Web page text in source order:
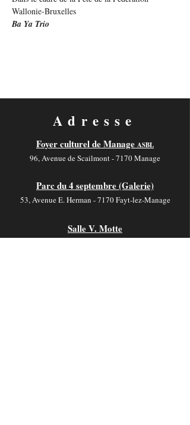
Wallonie-Bruxelles
Ba Ya Trio
Adresse
Foyer culturel de Manage ASBL
96, Avenue de Scailmont - 7170 Manage
Parc du 4 septembre (Galerie)
53, Avenue E. Herman - 7170 Fayt-lez-Manage
Salle V. Motte